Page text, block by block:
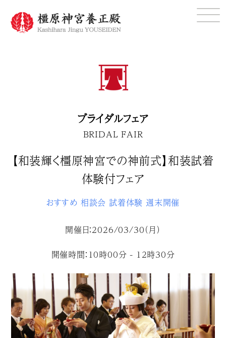
ブライダルフェア
BRIDAL FAIR
【和装輝く橿原神宮での神前式】和装試着
体験付フェア
おすすめ 相談会 試着体験 週末開催
開催日：2026/03/30（月）
開催時間：10時00分 - 12時30分